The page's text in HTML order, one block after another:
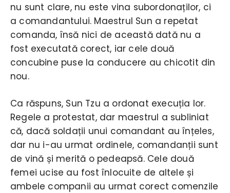
nu sunt clare, nu este vina subordonaților, ci
a comandantului. Maestrul Sun a repetat
comanda, însă nici de această dată nu a
fost executată corect, iar cele două
concubine puse la conducere au chicotit din
nou.
Ca răspuns, Sun Tzu a ordonat execuția lor.
Regele a protestat, dar maestrul a subliniat
că, dacă soldații unui comandant au înțeles,
dar nu i-au urmat ordinele, comandanții sunt
de vină și merită o pedeapsă. Cele două
femei ucise au fost înlocuite de altele și
ambele companii au urmat corect comenzile